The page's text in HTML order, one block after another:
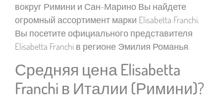
вокруг Римини и Сан-Марино Вы найдете
огромный ассортимент марки Elisabetta Franchi.
Вы посетите официального представителя
Elisabetta Franchi в регионе Эмилия Романья.
Средняя цена Elisabetta
Franchi в Италии (Римини)?